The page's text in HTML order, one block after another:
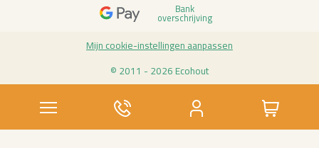
Bank
over­schrij­ving
Mijn coo­kie-in­stel­lin­gen aan­pas­sen
© 2011 - 2026 Eco­hout